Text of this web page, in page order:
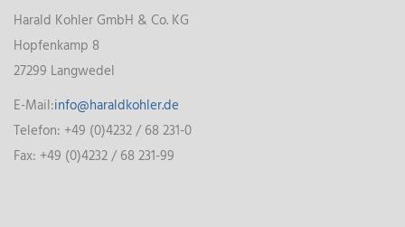
Harald Kohler GmbH & Co. KG
Hopfenkamp 8
27299 Langwedel
E-Mail:info@haraldkohler.de
Telefon: +49 (0)4232 / 68 231-0
Fax: +49 (0)4232 / 68 231-99